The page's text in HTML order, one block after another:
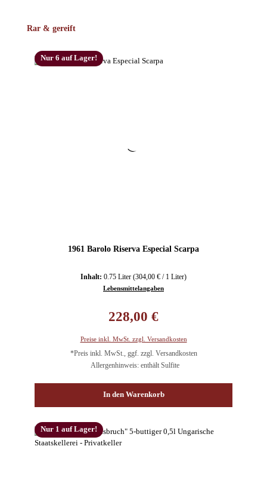
Produktgalerie überspringen
Rar & gereift
Nur 6 auf Lager!
1961 Barolo Riserva Especial Scarpa
Inhalt: 0.75 Liter (304,00 € / 1 Liter)
Lebensmittelangaben
228,00 €
Preise inkl. MwSt. zzgl. Versandkosten
*Preis inkl. MwSt., ggf. zzgl. Versandkosten
Allergenhinweis: enthält Sulfite
In den Warenkorb
Nur 1 auf Lager!